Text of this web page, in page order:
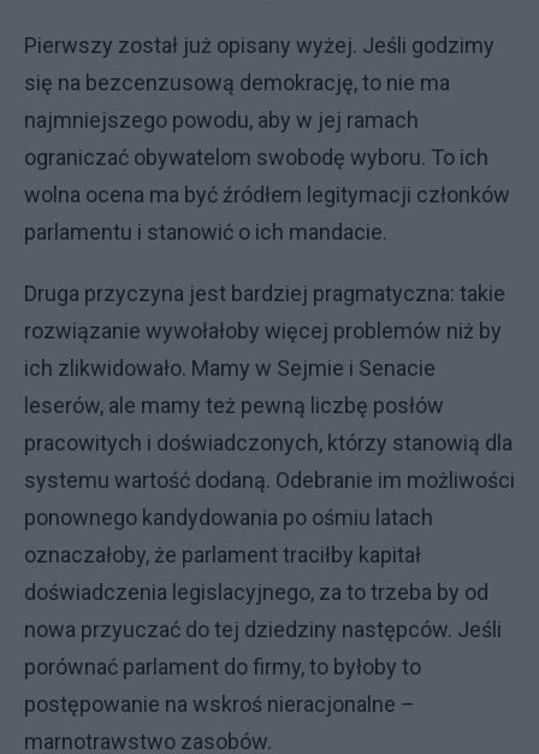
Pierwszy został już opisany wyżej. Jeśli godzimy
się na bezcenzusową demokrację, to nie ma
najmniejszego powodu, aby w jej ramach
ograniczać obywatelom swobodę wyboru. To ich
wolna ocena ma być źródłem legitymacji członków
parlamentu i stanowić o ich mandacie.
Druga przyczyna jest bardziej pragmatyczna: takie
rozwiązanie wywołałoby więcej problemów niż by
ich zlikwidowało. Mamy w Sejmie i Senacie
leserów, ale mamy też pewną liczbę posłów
pracowitych i doświadczonych, którzy stanowią dla
systemu wartość dodaną. Odebranie im możliwości
ponownego kandydowania po ośmiu latach
oznaczałoby, że parlament traciłby kapitał
doświadczenia legislacyjnego, za to trzeba by od
nowa przyuczać do tej dziedziny następców. Jeśli
porównać parlament do firmy, to byłoby to
postępowanie na wskroś nieracjonalne –
marnotrawstwo zasobów.